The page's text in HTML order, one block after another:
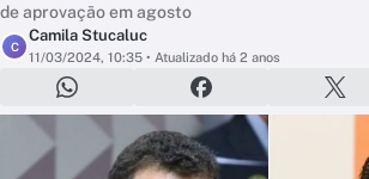
de aprovação em agosto
C
Camila Stucaluc
11/03/2024, 10:35 • Atualizado há 2 anos